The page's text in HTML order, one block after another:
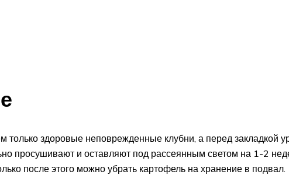
только здоровые неповрежденные клубни, а перед закладкой
просушивают и оставляют под рассеянным светом на 1-2
после этого можно убрать картофель на хранение в подвал.